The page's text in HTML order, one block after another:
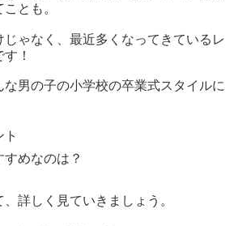
とも。
ゃなく、最近多くなってきているレ
！
男の子の小学校の卒業式スタイルに
すめなのは？
詳しく見ていきましょう。